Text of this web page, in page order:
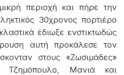
περιοχή και πήρε την
30χρονος πορτιέρο
έδιωξε ενστικτωδώς
αυτή προκάλεσε τον
στους «Ζωσιμάδες»
Τζημόπουλο, Μανιά και